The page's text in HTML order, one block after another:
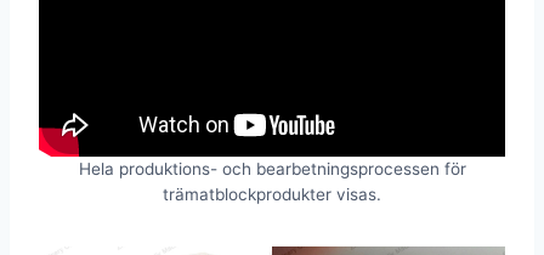
Hela produktions- och bearbetningsprocessen för
trämatblockprodukter visas.